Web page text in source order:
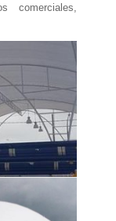
comerciales,